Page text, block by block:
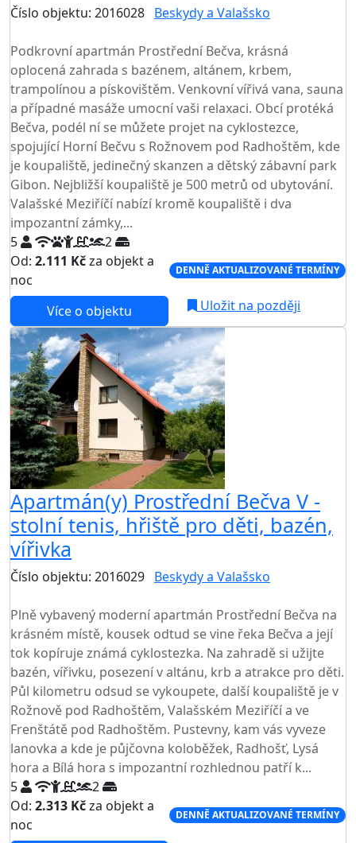
Číslo objektu: 2016028 Beskydy a Valašsko
Podkrovní apartmán Prostřední Bečva, krásná
oplocená zahrada s bazénem, altánem, krbem,
trampolínou a pískovištěm. Venkovní vířivá vana, sauna
a případné masáže umocní vaši relaxaci. Obcí protéká
Bečva, podél ní se můžete projet na cyklostezce,
spojující Horní Bečvu s Rožnovem pod Radhoštěm, kde
je koupaliště, jedinečný skanzen a dětský zábavní park
Gibon. Nejbližší koupaliště je 500 metrů od ubytování.
Valašské Meziříčí nabízí kromě koupaliště i dva
impozantní zámky,...
5
2
Od: 2.111 Kčza objekt a
noc
DENNĚ AKTUALIZOVANÉ TERMÍNY
Více o objektu Uložit na později
Apartmán(y) Prostřední Bečva V -
stolní tenis, hřiště pro děti, bazén,
vířivka
Číslo objektu: 2016029 Beskydy a Valašsko
Plně vybavený moderní apartmán Prostřední Bečva na
krásném místě, kousek odtud se vine řeka Bečva a její
tok kopíruje známá cyklostezka. Na zahradě si užijte
bazén, vířivku, posezení v altánu, krb a atrakce pro děti.
Půl kilometru odsud se vykoupete, další koupaliště je v
Rožnově pod Radhoštěm, Valašském Meziříčí a ve
Frenštátě pod Radhoštěm. Pustevny, kam vás vyveze
lanovka a kde je půjčovna koloběžek, Radhošť, Lysá
hora a Bílá hora s impozantní rozhlednou patří k...
5
2
Od: 2.313 Kčza objekt a
noc
DENNĚ AKTUALIZOVANÉ TERMÍNY